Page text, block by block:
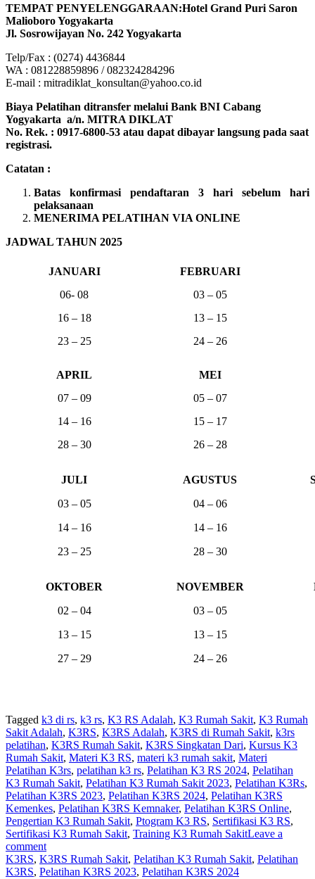
TEMPAT PENYELENGGARAAN:Hotel Grand Puri Saron
Malioboro Yogyakarta
Jl. Sosrowijayan No. 242 Yogyakarta
Telp/Fax : (0274) 4436844
WA : 081228859896 / 082324284296
E-mail : mitradiklat_konsultan@yahoo.co.id
Biaya Pelatihan ditransfer melalui Bank BNI Cabang
Yogyakarta a/n. MITRA DIKLAT
No. Rek. : 0917-6800-53 atau dapat dibayar langsung pada saat
registrasi.
Catatan :
Batas konfirmasi pendaftaran 3 hari sebelum hari
pelaksanaan
MENERIMA PELATIHAN VIA ONLINE
JADWAL TAHUN 2025
JANUARI
FEBRUARI
06- 08
03 – 05
16 – 18
13 – 15
23 – 25
24 – 26
APRIL
MEI
07 – 09
05 – 07
14 – 16
15 – 17
28 – 30
26 – 28
JULI AGUSTUS
03 – 05
04 – 06
14 – 16
14 – 16
23 – 25
28 – 30
OKTOBER NOVEMBER
02 – 04
03 – 05
13 – 15
13 – 15
27 – 29
24 – 26
Tagged k3 di rs, k3 rs, K3 RS Adalah, K3 Rumah Sakit, K3 Rumah
Sakit Adalah, K3RS, K3RS Adalah, K3RS di Rumah Sakit, k3rs
pelatihan, K3RS Rumah Sakit, K3RS Singkatan Dari, Kursus K3
Rumah Sakit, Materi K3 RS, materi k3 rumah sakit, Materi
Pelatihan K3rs, pelatihan k3 rs, Pelatihan K3 RS 2024, Pelatihan
K3 Rumah Sakit, Pelatihan K3 Rumah Sakit 2023, Pelatihan K3Rs,
Pelatihan K3RS 2023, Pelatihan K3RS 2024, Pelatihan K3RS
Kemenkes, Pelatihan K3RS Kemnaker, Pelatihan K3RS Online,
Pengertian K3 Rumah Sakit, Ptogram K3 RS, Sertifikasi K3 RS,
Sertifikasi K3 Rumah Sakit, Training K3 Rumah SakitLeave a
comment
K3RS, K3RS Rumah Sakit, Pelatihan K3 Rumah Sakit, Pelatihan
K3RS, Pelatihan K3RS 2023, Pelatihan K3RS 2024